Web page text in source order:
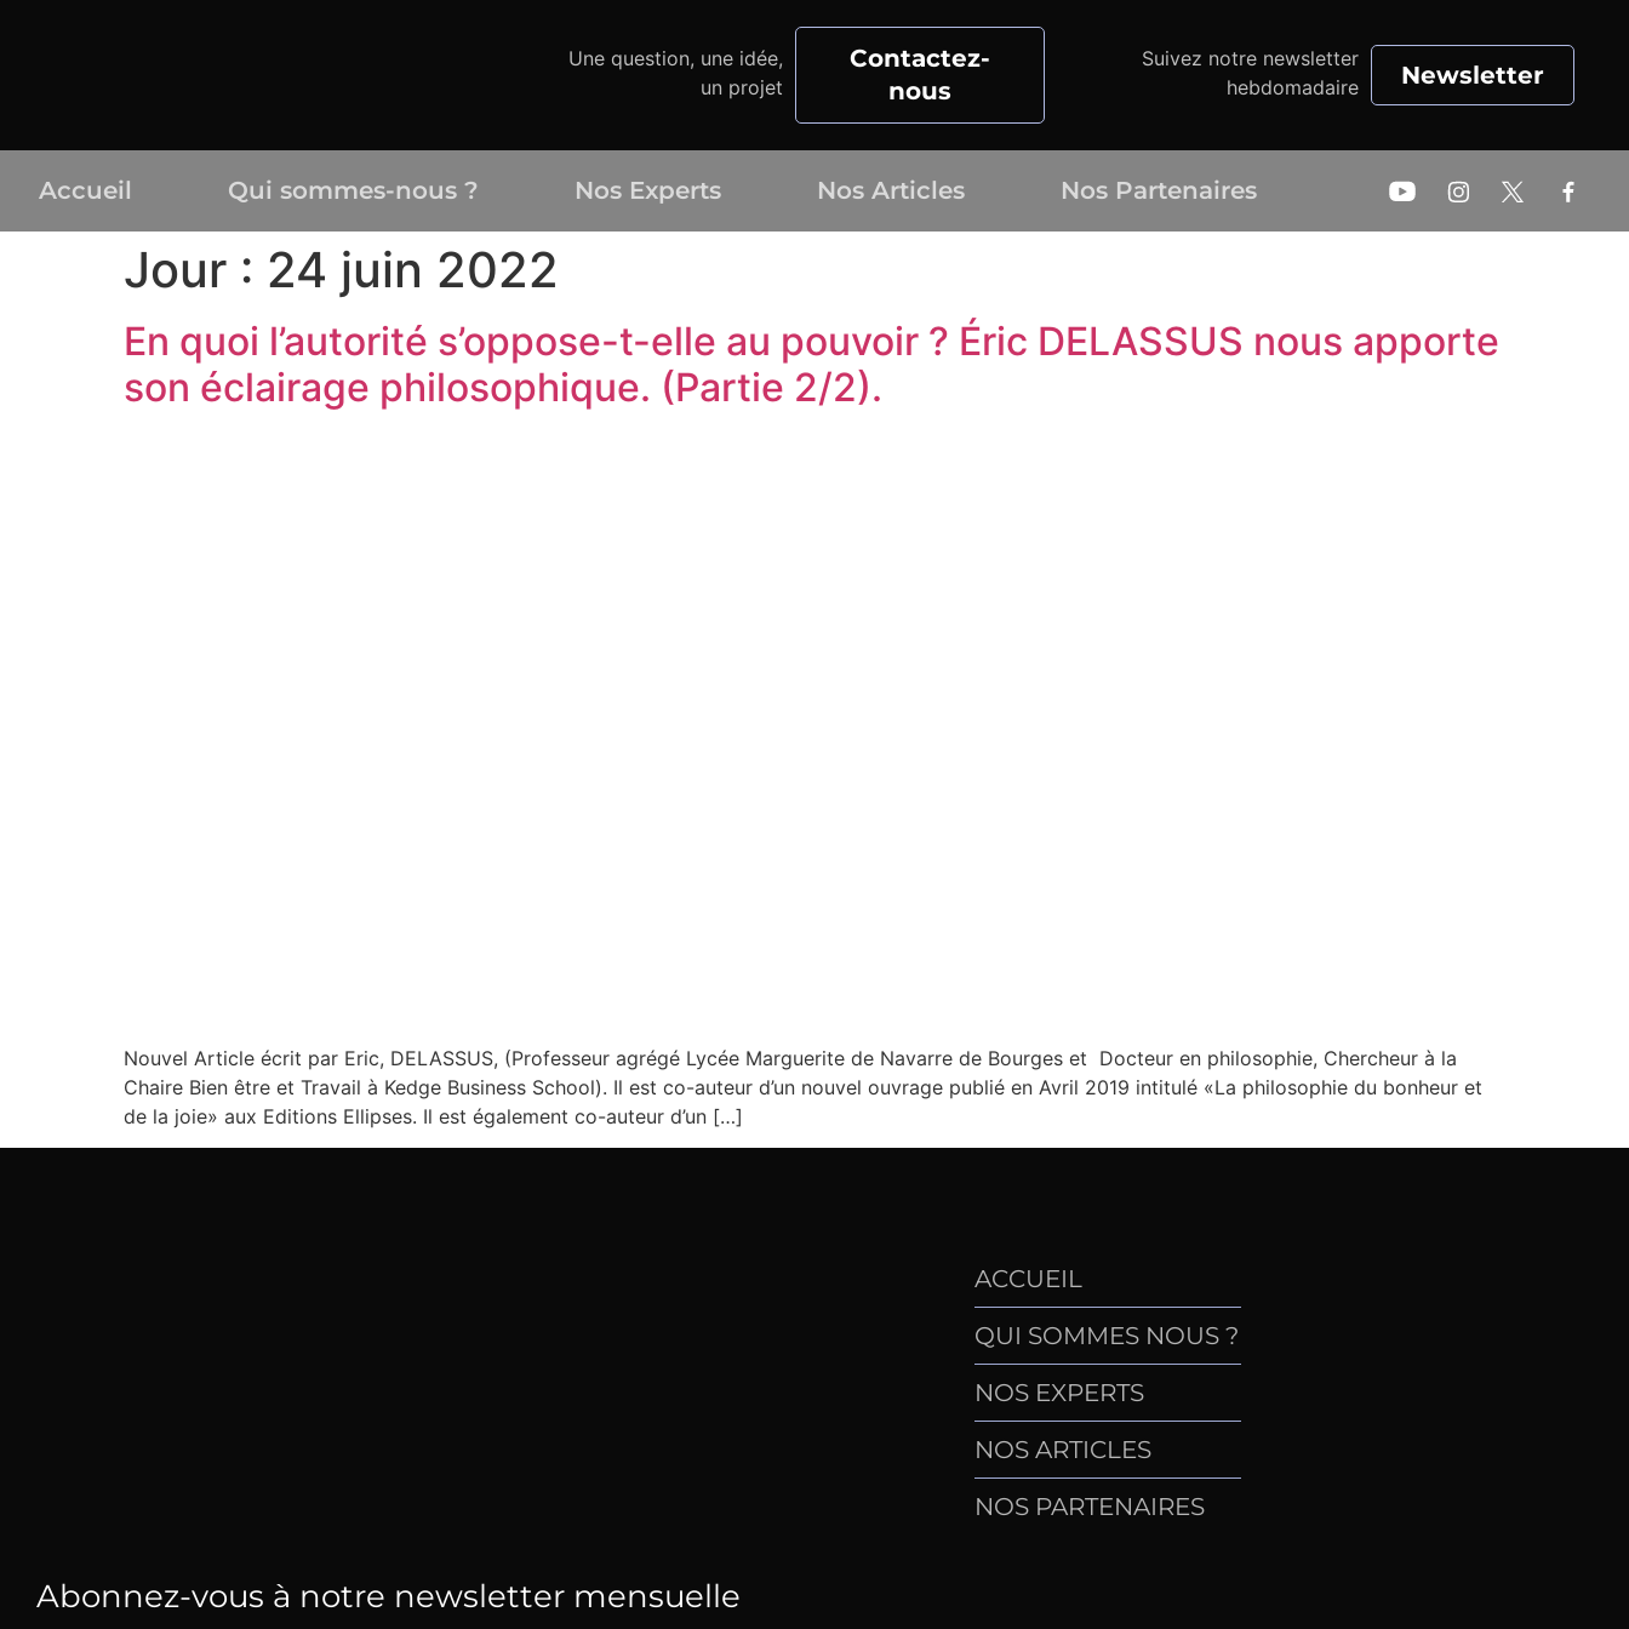
Une question, une idée,
un projet
Contactez-
nous
Suivez notre newsletter
hebdomadaire
Newsletter
Accueil Qui sommes-nous ? Nos Experts Nos Articles Nos Partenaires
Jour : 24 juin 2022
En quoi l’autorité s’oppose-t-elle au pouvoir ? Éric DELASSUS nous apporte
son éclairage philosophique. (Partie 2/2).
Nouvel Article écrit par Eric, DELASSUS, (Professeur agrégé Lycée Marguerite de Navarre de Bourges et Docteur en philosophie, Chercheur à la
Chaire Bien être et Travail à Kedge Business School). Il est co-auteur d’un nouvel ouvrage publié en Avril 2019 intitulé «La philosophie du bonheur et
de la joie» aux Editions Ellipses. Il est également co-auteur d’un […]
Abonnez-vous à notre newsletter mensuelle
ACCUEIL
QUI SOMMES NOUS ?
NOS EXPERTS
NOS ARTICLES
NOS PARTENAIRES